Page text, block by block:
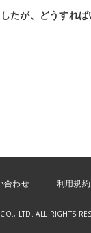
たが、どうすれば
合わせ 利用規約
LTD. ALL RIGHTS